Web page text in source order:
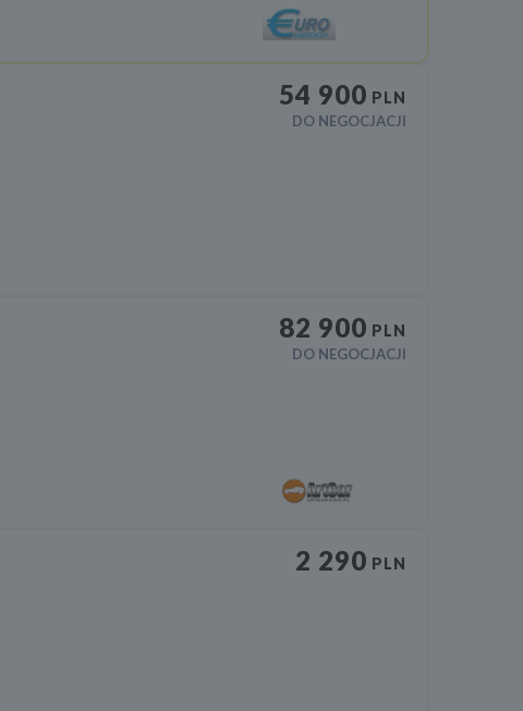
54 900 PLN
DO NEGOCJACJI
82 900 PLN
DO NEGOCJACJI
2 290 PLN